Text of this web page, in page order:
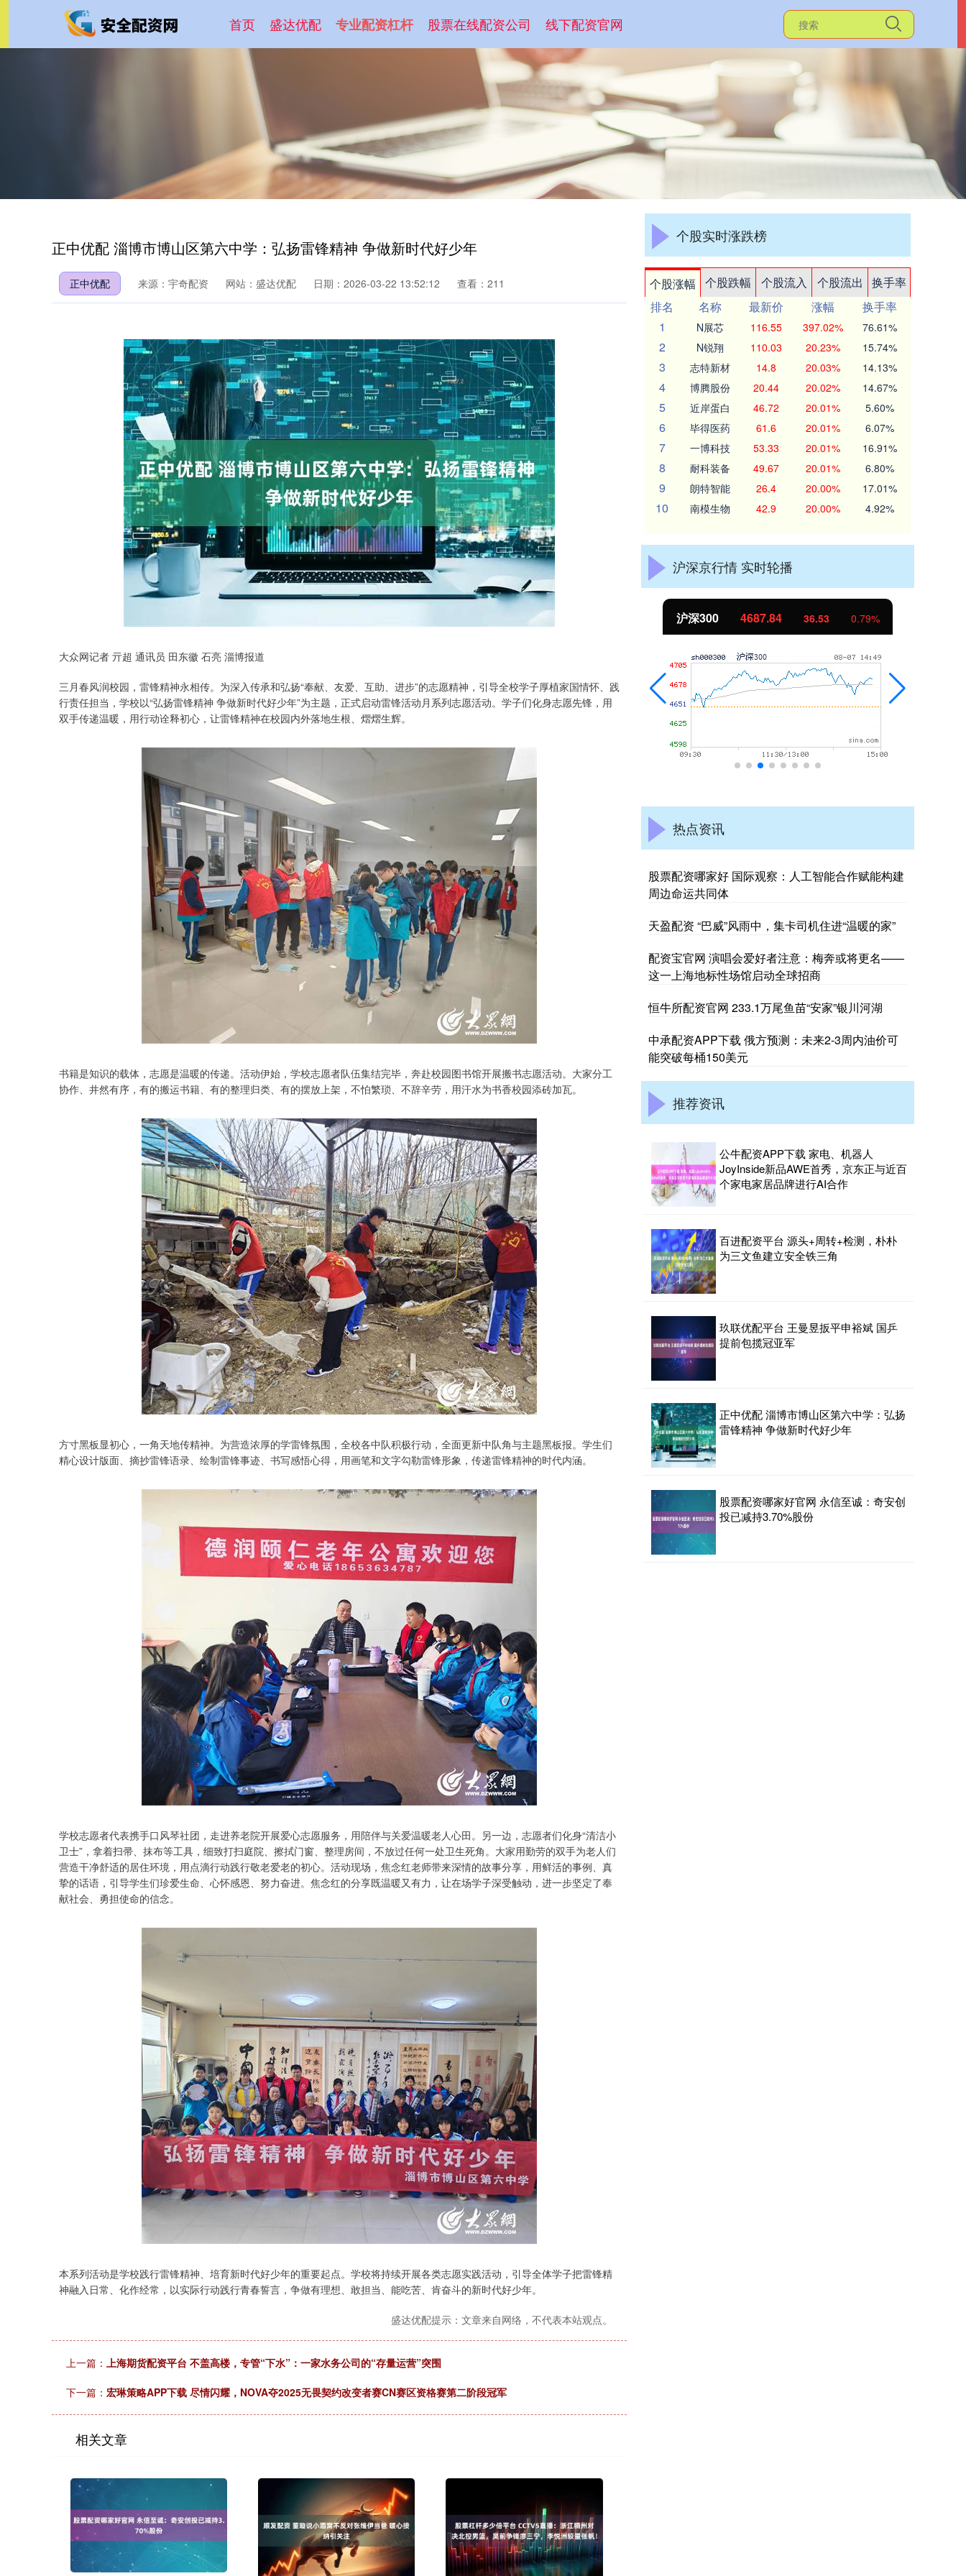
首页 盛达优配 专业配资杠杆 股票在线配资公司 线下配资官网
正中优配 淄博市博山区第六中学：弘扬雷锋精神 争做新时代好少年
正中优配 来源：宇奇配资 网站：盛达优配 日期：2026-03-22 13:52:12 查看：211
大众网记者 亓超 通讯员 田东徽 石亮 淄博报道
三月春风润校园，雷锋精神永相传。为深入传承和弘扬“奉献、友爱、互助、进步”的志愿精神，引导全校学子厚植家国情怀、践
行责任担当，学校以“弘扬雷锋精神 争做新时代好少年”为主题，正式启动雷锋活动月系列志愿活动。学子们化身志愿先锋，用
双手传递温暖，用行动诠释初心，让雷锋精神在校园内外落地生根、熠熠生辉。
书籍是知识的载体，志愿是温暖的传递。活动伊始，学校志愿者队伍集结完毕，奔赴校园图书馆开展搬书志愿活动。大家分工
协作、井然有序，有的搬运书籍、有的整理归类、有的摆放上架，不怕繁琐、不辞辛劳，用汗水为书香校园添砖加瓦。
方寸黑板显初心，一角天地传精神。为营造浓厚的学雷锋氛围，全校各中队积极行动，全面更新中队角与主题黑板报。学生们
精心设计版面、摘抄雷锋语录、绘制雷锋事迹、书写感悟心得，用画笔和文字勾勒雷锋形象，传递雷锋精神的时代内涵。
学校志愿者代表携手口风琴社团，走进养老院开展爱心志愿服务，用陪伴与关爱温暖老人心田。另一边，志愿者们化身“清洁小
卫士”，拿着扫帚、抹布等工具，细致打扫庭院、擦拭门窗、整理房间，不放过任何一处卫生死角。大家用勤劳的双手为老人们
营造干净舒适的居住环境，用点滴行动践行敬老爱老的初心。活动现场，焦念红老师带来深情的故事分享，用鲜活的事例、真
挚的话语，引导学生们珍爱生命、心怀感恩、努力奋进。焦念红的分享既温暖又有力，让在场学子深受触动，进一步坚定了奉
献社会、勇担使命的信念。
本系列活动是学校践行雷锋精神、培育新时代好少年的重要起点。学校将持续开展各类志愿实践活动，引导全体学子把雷锋精
神融入日常、化作经常，以实际行动践行青春誓言，争做有理想、敢担当、能吃苦、肯奋斗的新时代好少年。
盛达优配提示：文章来自网络，不代表本站观点。
上一篇： 上海期货配资平台 不盖高楼，专管“下水”：一家水务公司的“存量运营”突围
下一篇： 宏琳策略APP下载 尽情闪耀，NOVA夺2025无畏契约改变者赛CN赛区资格赛第二阶段冠军
相关文章
个股实时涨跌榜
个股涨幅 个股跌幅 个股流入 个股流出
换手率
排名
名称 最新价 涨幅
换手率
1
N展芯 116.55 397.02% 76.61%
2 N锐翔 110.03 20.23% 15.74%
3 志特新材 14.8 20.03% 14.13%
4 博腾股份 20.44 20.02% 14.67%
5 近岸蛋白 46.72 20.01% 5.60%
6 毕得医药 61.6 20.01% 6.07%
7 一博科技 53.33 20.01% 16.91%
8 耐科装备 49.67 20.01% 6.80%
9 朗特智能 26.4 20.00% 17.01%
10 南模生物 42.9 20.00% 4.92%
沪深京行情 实时轮播
36.53 北证50 1134.83 11.95 1.06%
热点资讯
股票配资哪家好 国际观察：人工智能合作赋能构建
周边命运共同体
天盈配资 “巴威”风雨中，集卡司机住进“温暖的家”
配资宝官网 演唱会爱好者注意：梅奔或将更名——
这一上海地标性场馆启动全球招商
恒牛所配资官网 233.1万尾鱼苗“安家”银川河湖
中承配资APP下载 俄方预测：未来2-3周内油价可
能突破每桶150美元
推荐资讯
公牛配资APP下载 家电、机器人
JoyInside新品AWE首秀，京东正与近百
个家电家居品牌进行AI合作
百进配资平台 源头+周转+检测，朴朴
为三文鱼建立安全铁三角
玖联优配平台 王曼昱扳平申裕斌 国乒
提前包揽冠亚军
正中优配 淄博市博山区第六中学：弘扬
雷锋精神 争做新时代好少年
股票配资哪家好官网 永信至诚：奇安创
投已减持3.70%股份